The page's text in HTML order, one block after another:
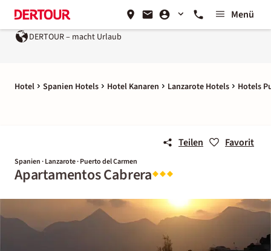
Menü
DERTOUR – macht Urlaub
Hotel Spanien Hotels Hotel Kanaren Lanzarote Hotels Hotels
Teilen Favorit
Spanien · Lanzarote · Puerto del Carmen
Apartamentos Cabrera